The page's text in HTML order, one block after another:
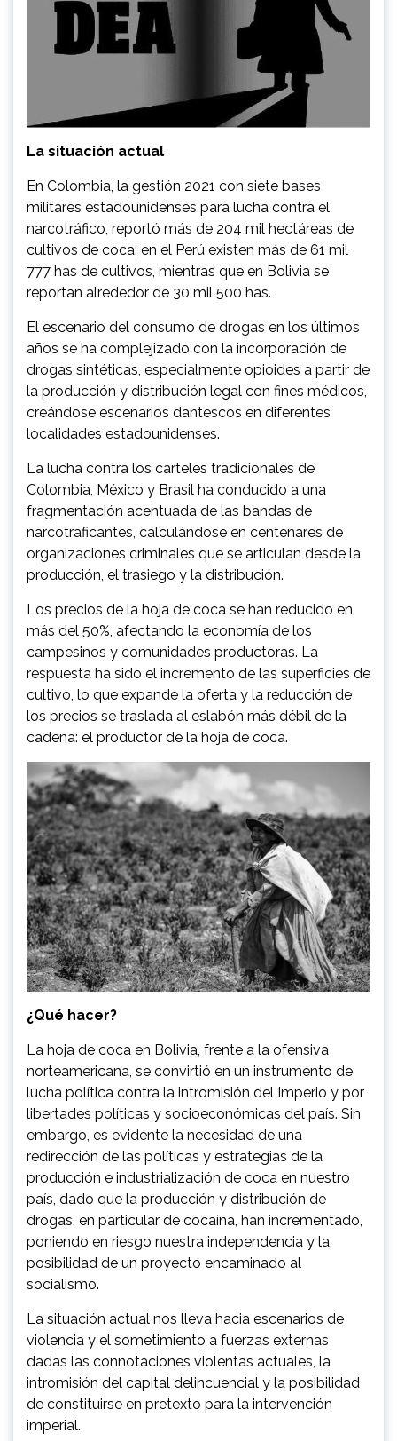
La situación actual
En Colombia, la gestión 2021 con siete bases
militares estadounidenses para lucha contra el
narcotráfico, reportó más de 204 mil hectáreas de
cultivos de coca; en el Perú existen más de 61 mil
777 has de cultivos, mientras que en Bolivia se
reportan alrededor de 30 mil 500 has.
El escenario del consumo de drogas en los últimos
años se ha complejizado con la incorporación de
drogas sintéticas, especialmente opioides a partir de
la producción y distribución legal con fines médicos,
creándose escenarios dantescos en diferentes
localidades estadounidenses.
La lucha contra los carteles tradicionales de
Colombia, México y Brasil ha conducido a una
fragmentación acentuada de las bandas de
narcotraficantes, calculándose en centenares de
organizaciones criminales que se articulan desde la
producción, el trasiego y la distribución.
Los precios de la hoja de coca se han reducido en
más del 50%, afectando la economía de los
campesinos y comunidades productoras. La
respuesta ha sido el incremento de las superficies de
cultivo, lo que expande la oferta y la reducción de
los precios se traslada al eslabón más débil de la
cadena: el productor de la hoja de coca.
¿Qué hacer?
La hoja de coca en Bolivia, frente a la ofensiva
norteamericana, se convirtió en un instrumento de
lucha política contra la intromisión del Imperio y por
libertades políticas y socioeconómicas del país. Sin
embargo, es evidente la necesidad de una
redirección de las políticas y estrategias de la
producción e industrialización de coca en nuestro
país, dado que la producción y distribución de
drogas, en particular de cocaína, han incrementado,
poniendo en riesgo nuestra independencia y la
posibilidad de un proyecto encaminado al
socialismo.
La situación actual nos lleva hacia escenarios de
violencia y el sometimiento a fuerzas externas
dadas las connotaciones violentas actuales, la
intromisión del capital delincuencial y la posibilidad
de constituirse en pretexto para la intervención
imperial.